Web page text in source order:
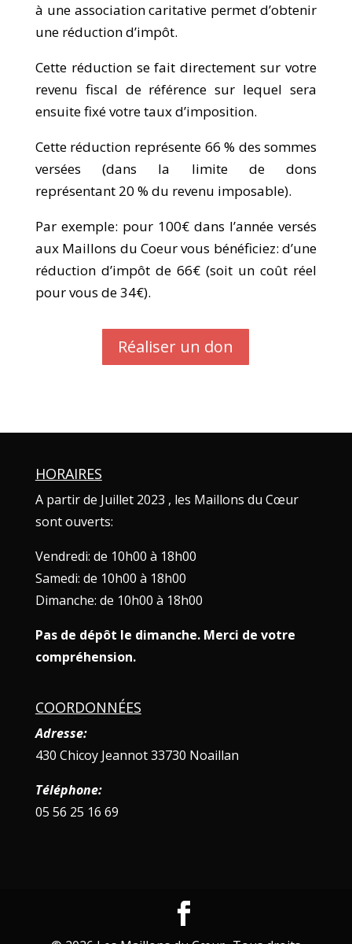
à une association caritative permet d’obtenir
une réduction d’impôt.
Cette réduction se fait directement sur votre
revenu fiscal de référence sur lequel sera
ensuite fixé votre taux d’imposition.
Cette réduction représente 66 % des sommes
versées (dans la limite de dons
représentant 20 % du revenu imposable).
Par exemple: pour 100€ dans l’année versés
aux Maillons du Coeur vous bénéficiez: d’une
réduction d’impôt de 66€ (soit un coût réel
pour vous de 34€).
Réaliser un don
HORAIRES
A partir de Juillet 2023 , les Maillons du Cœur
sont ouverts:
Vendredi: de 10h00 à 18h00
Samedi: de 10h00 à 18h00
Dimanche: de 10h00 à 18h00
Pas de dépôt le dimanche. Merci de votre
compréhension.
COORDONNÉES
Adresse:
430 Chicoy Jeannot 33730 Noaillan
Téléphone:
05 56 25 16 69